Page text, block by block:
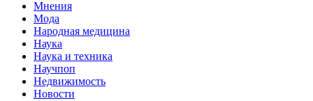
Мнения
Мода
Народная медицина
Наука
Наука и техника
Научпоп
Недвижимость
Новости